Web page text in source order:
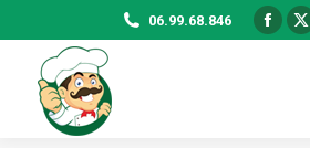
06.99.68.846